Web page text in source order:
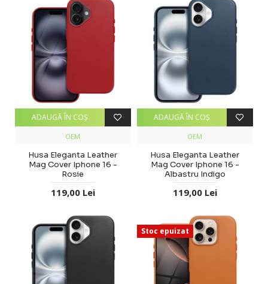
OEM
Husa Eleganta Leather
Mag Cover Iphone 16 -
Rosie
119,00 Lei
ADAUGĂ ÎN COŞ
OEM
Husa Eleganta Leather
Mag Cover Iphone 16 -
Albastru Indigo
119,00 Lei
ADAUGĂ ÎN COŞ
Stoc epuizat